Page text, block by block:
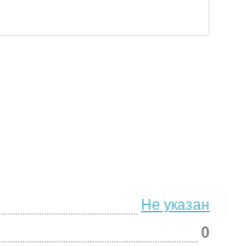
Не указан
0